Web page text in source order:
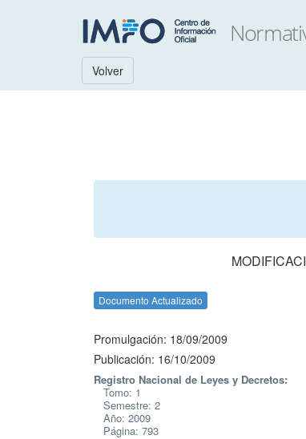
Volver
Documento Actualizado
Promulgación: 18/09/2009
Publicación: 16/10/2009
Registro Nacional de Leyes y Decretos:
Tomo: 1
Semestre: 2
Año: 2009
Página: 793